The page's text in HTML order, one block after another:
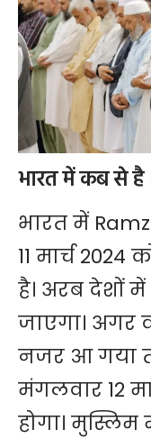
भारत में कब से है
भारत में
11 मार्च
है। अरब देशों
जाएगा। अगर
नजर आ गया
मंगलवार 12
होगा। मुस्लिम